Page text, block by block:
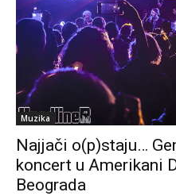
Muzika
Najjači o(p)staju…
koncert u Amerikani
Beograda